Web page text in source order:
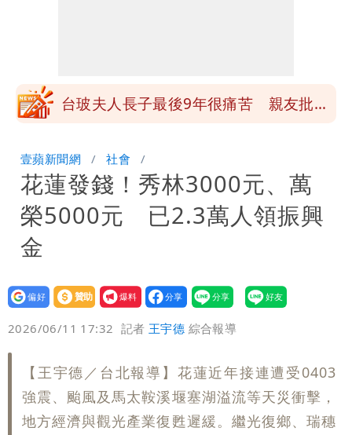
頭 辦公室全是「1聲音」
台玻夫人長子最後9年很痛苦 親友批徐
異 網笑：老師好像提油救火了
「民進黨有她裸照？」黃智賢回嗆：國民
黨墮落還不准人說
13子女擠10坪屋 媽傳返家：我很愛孩
本尊：懊惱到現在
大爆發！3颱風+1熱帶低壓 專家逐一分
析對台影響
陳時中選前夜「淋雨道歉」 王必勝認：
已知輸了…無奈又不平
長崎原爆典禮矮化台灣 傷害真正的朋
友！矢板明夫揭背後原因
「肥大叔」猝逝恐關品牌？團隊沉痛發
壹蘋新聞網 社會
花蓮發錢！秀林3000元、萬
榮5000元 已2.3萬人領振興
金
設為
贊助
我要
爆料
2026/06/11 17:32 記者王宇德 綜合報導
【王宇德／台北報導】花蓮近年接連遭受0403
強震、颱風及馬太鞍溪堰塞湖溢流等天災衝擊，
地方經濟與觀光產業復甦遲緩。繼光復鄉、瑞穗